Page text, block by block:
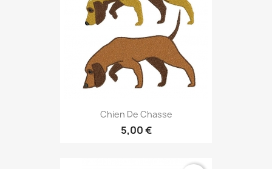
Chien De Chasse
5,00 €